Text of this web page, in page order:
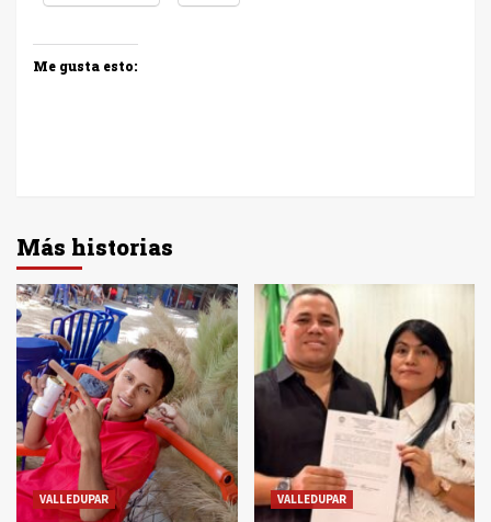
Me gusta esto:
Más historias
VALLEDUPAR VALLEDUPAR